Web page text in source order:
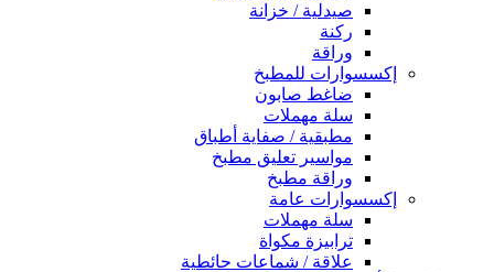
صيدلية / خزانة
ركنة
وراقة
إكسسوارات للمطبخ
ضاغط صابون
سلة مهملات
مطبقية / صفاية أطباق
مواسير تعليق مطبخ
وراقة مطبخ
إكسسوارات عامة
سلة مهملات
ترابيزة مكواة
علاقة / شماعات حائطية